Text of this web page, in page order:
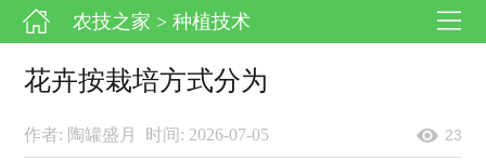
农技之家 > 种植技术
花卉按栽培方式分为
作者: 陶罐盛月 时间: 2026-07-05 23